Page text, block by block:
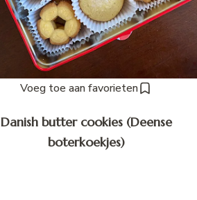
Voeg toe aan favorieten
Danish butter cookies (Deense
boterkoekjes)